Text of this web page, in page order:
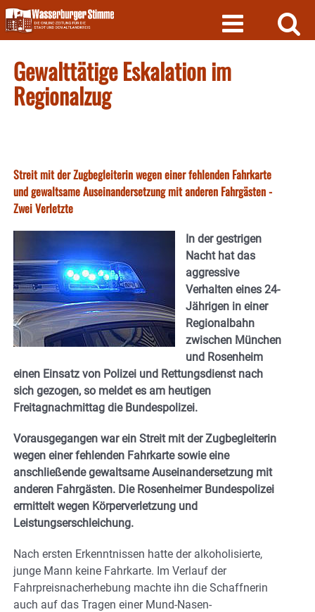
Skip
to
content
Gewalttätige Eskalation im
Regionalzug
Streit mit der Zugbegleiterin wegen einer fehlenden Fahrkarte
und gewaltsame Auseinandersetzung mit anderen Fahrgästen -
Zwei Verletzte
In der gestrigen
Nacht hat das
aggressive
Verhalten eines 24-
Jährigen in einer
Regionalbahn
zwischen München
und Rosenheim
einen Einsatz von Polizei und Rettungsdienst nach
sich gezogen, so meldet es am heutigen
Freitagnachmittag die Bundespolizei.
Vorausgegangen war ein Streit mit der Zugbegleiterin
wegen einer fehlenden Fahrkarte sowie eine
anschließende gewaltsame Auseinandersetzung mit
anderen Fahrgästen. Die Rosenheimer Bundespolizei
ermittelt wegen Körperverletzung und
Leistungserschleichung.
Nach ersten Erkenntnissen hatte der alkoholisierte,
junge Mann keine Fahrkarte. Im Verlauf der
Fahrpreisnacherhebung machte ihn die Schaffnerin
auch auf das Tragen einer Mund-Nasen-